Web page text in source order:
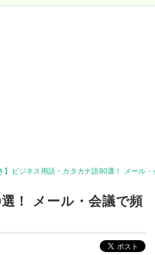
】ビジネス用語・カタカナ語80選！ メール
！ メール・会議で頻